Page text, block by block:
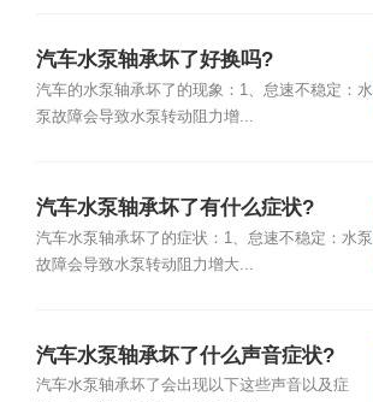
汽车水泵轴承坏了好换吗?
汽车的水泵轴承坏了的现象：1、怠速不稳定：水
泵故障会导致水泵转动阻力增...
汽车水泵轴承坏了有什么症状?
汽车水泵轴承坏了的症状：1、怠速不稳定：水泵
故障会导致水泵转动阻力增大...
汽车水泵轴承坏了什么声音症状?
汽车水泵轴承坏了会出现以下这些声音以及症